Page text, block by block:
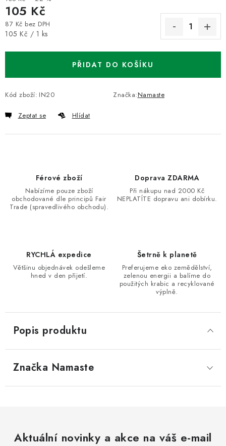
105 Kč
87 Kč bez DPH
Měrná cena:
105 Kč / 1 ks
PŘIDAT DO KOŠÍKU
Kód zboží: IN20 Značka:Namaste
Zeptat se Hlídat
Férové zboží
Nabízíme pouze zboží
obchodované dle principů Fair
Trade (spravedlivého obchodu).
Doprava ZDARMA
Při nákupu nad 2000 Kč
NEPLATÍTE dopravu ani dobírku.
RYCHLÁ expedice
Většinu objednávek odešleme
hned v den přijetí.
Šetrně k planetě
Preferujeme eko zemědělství,
zelenou energii a balíme do
použitých krabic a recyklované
výplně.
Popis produktu
Značka Namaste
Aktuální novinky a akce na váš e-mail